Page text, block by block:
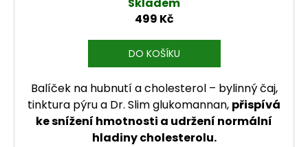
499 Kč
DO KOŠÍKU
Balíček na hubnutí a cholesterol – bylinný čaj,
tinktura pýru a Dr. Slim glukomannan, přispívá
ke snížení hmotnosti a udržení normální
hladiny cholesterolu.